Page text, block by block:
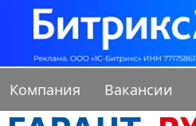
Компания Вакансии